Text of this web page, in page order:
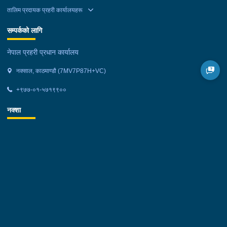
तालिम प्रदायक प्रहरी कार्यालयहरू
सम्पर्कको लागि
नेपाल प्रहरी प्रधान कार्यालय
नक्साल, काठमाण्डौ (7MV7P87H+VC)
+९७७-०१-५७१९९००
नक्शा